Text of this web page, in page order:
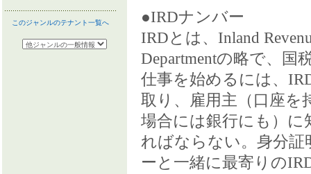
このジャンルのテナント一覧へ
●IRDナンバー
IRDとは、Inland
Departmentの略で、国
仕事を始めるには、
取り、雇用主（口座を
場合には銀行にも）に
ればならない。身分証
ーと一緒に最寄りの